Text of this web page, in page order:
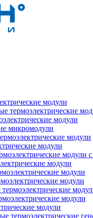
модули
термоэлектрические
модули
микромодули
модули
модули
модули
модули
модули
модули
модули
модули
термоэлектрические